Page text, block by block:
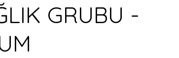
GRUBU -